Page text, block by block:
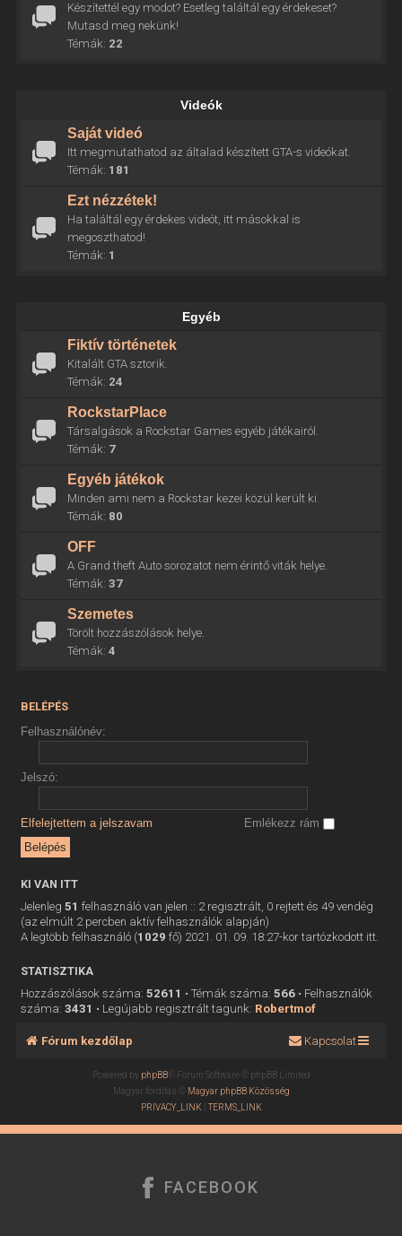
Készítettél egy modot? Esetleg találtál egy érdekeset?
Mutasd meg nekünk!
Témák: 22
Videók
Saját videó
Itt megmutathatod az általad készített GTA-s videókat.
Témák: 181
Ezt nézzétek!
Ha találtál egy érdekes videót, itt másokkal is
megoszthatod!
Témák: 1
Egyéb
Fiktív történetek
Kitalált GTA sztorik.
Témák: 24
RockstarPlace
Társalgások a Rockstar Games egyéb játékairól.
Témák: 7
Egyéb játékok
Minden ami nem a Rockstar kezei közül került ki.
Témák: 80
OFF
A Grand theft Auto sorozatot nem érintő viták helye.
Témák: 37
Szemetes
Törölt hozzászólások helye.
Témák: 4
BELÉPÉS
Felhasználónév:
Jelszó:
Elfelejtettem a jelszavam Emlékezz rám
KI VAN ITT
Jelenleg 51 felhasználó van jelen :: 2 regisztrált, 0 rejtett és 49 vendég
(az elmúlt 2 percben aktív felhasználók alapján)
A legtöbb felhasználó (1029 fő) 2021. 01. 09. 18:27-kor tartózkodott itt.
STATISZTIKA
Hozzászólások száma: 52611 • Témák száma: 566• Felhasználók
száma: 3431 • Legújabb regisztrált tagunk: Robertmof
Fórum kezdőlap Kapcsolat
Powered by phpBB® Forum Software © phpBB Limited
Magyar fordítás © Magyar phpBB Közösség
PRIVACY_LINK |TERMS_LINK
FACEBOOK